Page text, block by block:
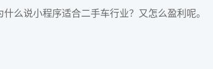
么说小程序适合二手车行业？又怎么盈利呢。